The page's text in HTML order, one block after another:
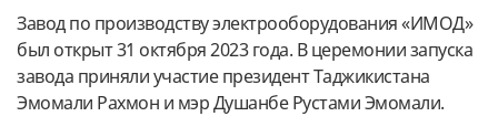
Завод по производству электрооборудования «ИМОД»
был открыт 31 октября 2023 года. В церемонии запуска
завода приняли участие президент Таджикистана
Эмомали Рахмон и мэр Душанбе Рустами Эмомали.